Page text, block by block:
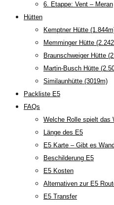
6. Etappe: Vent – Meran
Hütten
Kemptner Hütte
Memminger Hütte
Braunschweiger Hütte
Martin-Busch Hütte
Similaunhütte (3019m)
Packliste E5
FAQs
Welche Rolle spielt das
Länge des E5
E5 Karte – Gibt es
Beschilderung E5
E5 Kosten
Alternativen zur E5
E5 Transfer